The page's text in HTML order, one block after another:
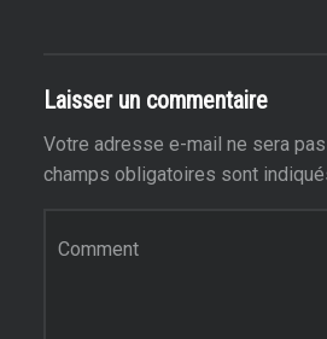
Laisser un commentaire
Votre adresse e-mail ne sera
champs obligatoires sont